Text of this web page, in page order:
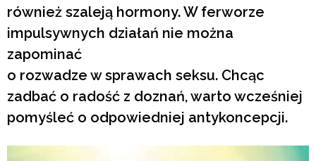
również szaleją hormony. W ferworze
impulsywnych działań nie można
zapominać
o rozwadze w sprawach seksu. Chcąc
zadbać o radość z doznań, warto wcześniej
pomyśleć o odpowiedniej antykoncepcji.